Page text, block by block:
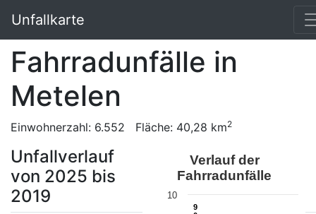
Unfallkarte
Fahrradunfälle in
Metelen
Einwohnerzahl: 6.552 Fläche: 40,28 km2
Unfallverlauf
von 2025 bis
2019
Verlauf der
Fahrradunfälle
9
9
10